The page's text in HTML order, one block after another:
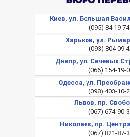
Киев, ул. Большая
(095) 84 19
Харьков, ул.
(093) 804 09
Днепр, ул. Сечевых
(066) 154-19-
Одесса, ул.
(098) 403-10-
Львов, пр.
(067) 674-90-
Николаев, пр.
(067) 821-87-